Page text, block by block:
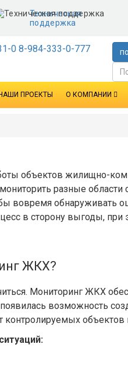
Техническая
поддержка
0 8-984-333-0-777
НАШИ ПРОЕКТЫ О КОМПАНИИ
объектов жилищно-
разные области
вовремя обнаруживать
в сторону выгоды, при
ЖКХ?
Мониторинг ЖКХ
возможность
объектов